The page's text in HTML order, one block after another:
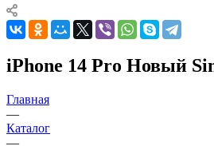
iPhone 14 Pro Новый
Главная
—
Каталог
—